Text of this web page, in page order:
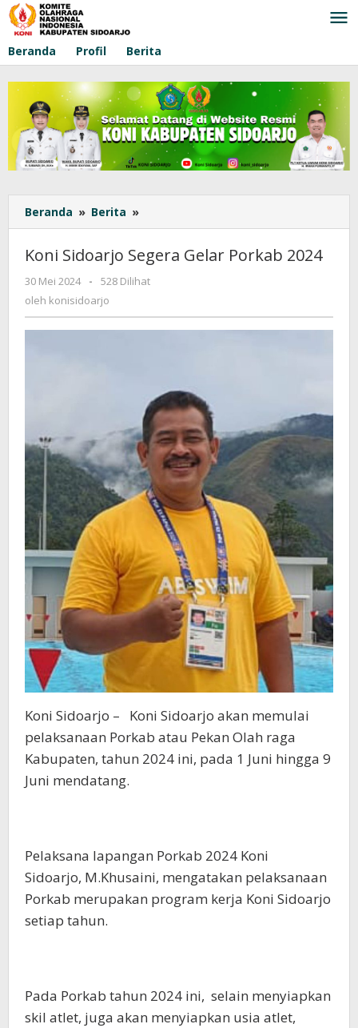
Lewati
ke
Beranda Profil Berita
Beranda » Berita »
Sidoarjo
Gelar
Porkab 2024
Koni Sidoarjo Segera Gelar Porkab 2024
30 Mei 2024
oleh
konisidoarjo
-
528 Dilihat
oleh konisidoarjo
Koni Sidoarjo – Koni Sidoarjo akan memulai
pelaksanaan Porkab atau Pekan Olah raga
Kabupaten, tahun 2024 ini, pada 1 Juni hingga 9
Juni mendatang.
Pelaksana lapangan Porkab 2024 Koni
Sidoarjo, M.Khusaini, mengatakan pelaksanaan
Porkab merupakan program kerja Koni Sidoarjo
setiap tahun.
Pada Porkab tahun 2024 ini, selain menyiapkan
skil atlet, juga akan menyiapkan usia atlet,